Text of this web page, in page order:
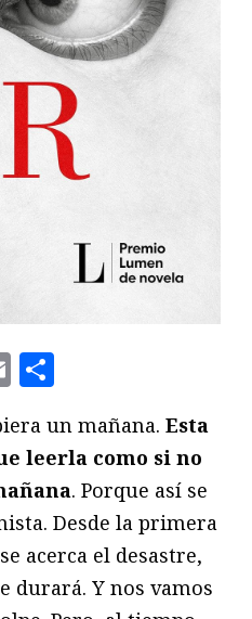
Email
un mañana. Esta
leerla como si no
. Porque así se
Desde la primera
acerca el desastre,
durará. Y nos vamos